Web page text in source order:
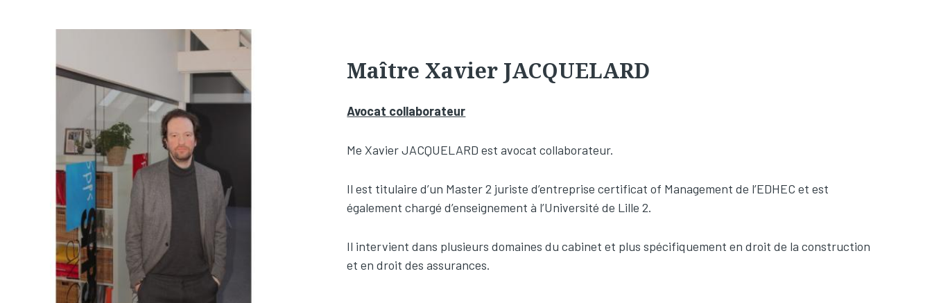
Maître Xavier JACQUELARD
Avocat collaborateur
Me Xavier JACQUELARD est avocat collaborateur.
Il est titulaire d’un Master 2 juriste d’entreprise certificat of Management de l’EDHEC et est
également chargé d’enseignement à l’Université de Lille 2.
Il intervient dans plusieurs domaines du cabinet et plus spécifiquement en droit de la construction
et en droit des assurances.